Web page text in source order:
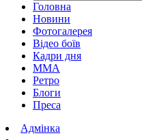
Головна
Новини
Фотогалерея
Відео боїв
Кадри дня
ММА
Ретро
Блоги
Преса
Адмінка